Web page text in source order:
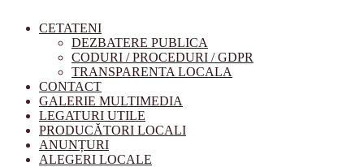
CETATENI
DEZBATERE PUBLICA
CODURI / PROCEDURI / GDPR
TRANSPARENTA LOCALA
CONTACT
GALERIE MULTIMEDIA
LEGATURI UTILE
PRODUCĂTORI LOCALI
ANUNȚURI
ALEGERI LOCALE